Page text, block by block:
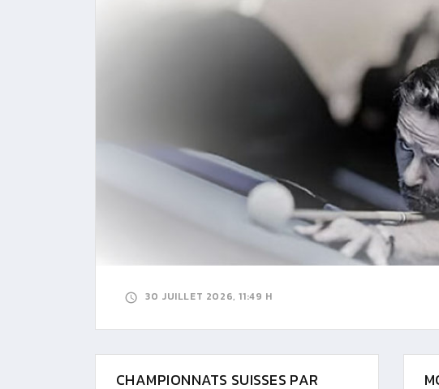
30 JUILLET 2026, 11:49 H
CHAMPIONNATS SUISSES PAR